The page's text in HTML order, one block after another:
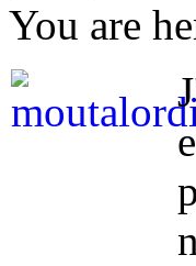
You are